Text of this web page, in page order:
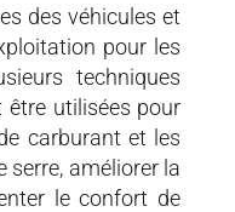
des véhicules et
pour les
techniques
être utilisées pour
carburant et les
serre, améliorer la
le confort de